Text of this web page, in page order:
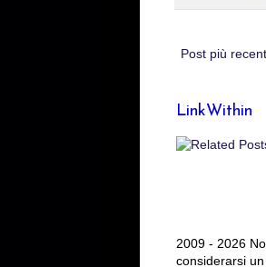
Post più
LinkWithin
2009 - 2026
considerarsi